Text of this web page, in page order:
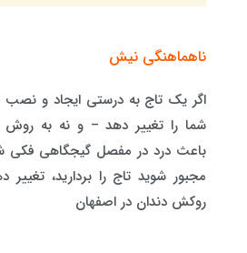
ناهماهنگی نیش
اگر یک تاج به درستی ایجاد و
شما را تغییر دهد – و نه به روش
باعث درد در مفصل گیجگاهی
مجبور شوید تاج را بردارید،
روکش دندان در اصفهان